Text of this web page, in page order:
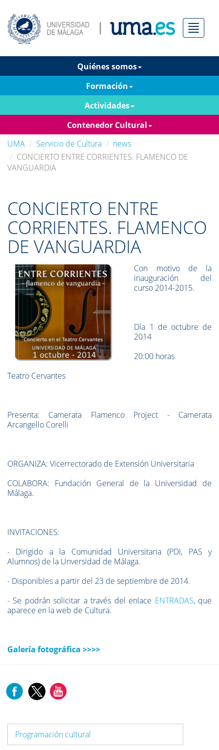
Menú
Quiénes somos
Formación
Actividades
Contenedor Cultural
UMA
Servicio de Cultura
news
CONCIERTO ENTRE CORRIENTES. FLAMENCO DE
VANGUARDIA
CONCIERTO ENTRE
CORRIENTES. FLAMENCO
DE VANGUARDIA
Con motivo de la
inauguración del
curso 2014-2015.
Día 1 de octubre de
2014
20:00 horas
Teatro Cervantes
Presenta: Camerata Flamenco Project - Camerata
Arcangello Corelli
ORGANIZA: Vicerrectorado de Extensión Universitaria
COLABORA: Fundación General de la Universidad de
Málaga.
INVITACIONES:
- Dirigido a la Comunidad Universitaria (PDI, PAS y
Alumnos) de la Unversidad de Málaga.
- Disponibles a partir del 23 de septiembre de 2014.
- Se podrán solicitar a través del enlace ENTRADAS, que
aparece en la web de Cultura.
Galería fotográfica >>>>
Programación cultural